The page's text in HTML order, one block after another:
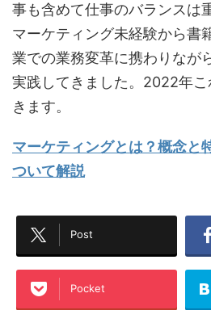
事も含めて仕事のバランスは
マーケティング未経験から書
業での業務変革に携わりなが
実践してきました。2022年
きます。
マーケティングとは？概念と
ついて解説
Post
Pocket